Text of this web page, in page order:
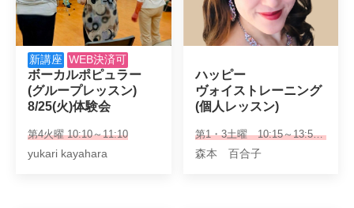
新講座 WEB決済可
ボーカルポピュラー
(グループレッスン)
8/25(火)体験会
第4火曜 10:10～11:10
yukari kayahara
ハッピー
ヴォイストレーニング
(個人レッスン)
第1・3土曜 10:15～13:50（30分or40分個人レッスン）
森本 百合子